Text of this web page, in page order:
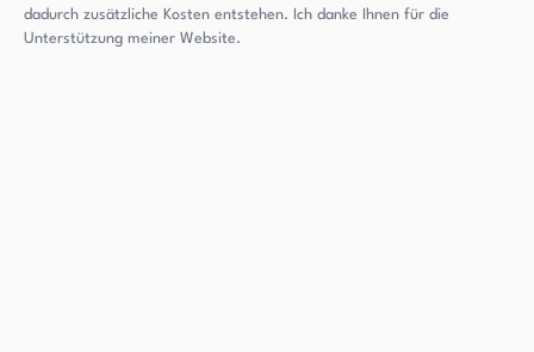
dadurch zusätzliche Kosten entstehen. Ich danke Ihnen für die
Unterstützung meiner Website.